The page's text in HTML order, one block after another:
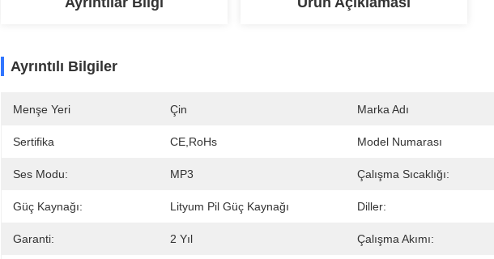
Ayrıntılı Bilgiler
Menşe Yeri Çin Marka Adı
Sertifika CE,RoHs Model Numarası
Ses Modu: MP3 Çalışma Sıcaklığı:
Güç Kaynağı: Lityum Pil Güç Kaynağı Diller:
Garanti: 2 Yıl Çalışma Akımı: